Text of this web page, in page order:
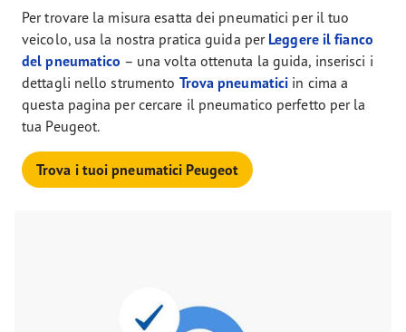
Per trovare la misura esatta dei pneumatici per il tuo
veicolo, usa la nostra pratica guida per Leggere il fianco
del pneumatico – una volta ottenuta la guida, inserisci i
dettagli nello strumento Trova pneumatici in cima a
questa pagina per cercare il pneumatico perfetto per la
tua Peugeot.
Trova i tuoi pneumatici Peugeot